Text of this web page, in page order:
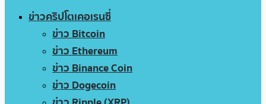
ข่าวคริปโตเคอเรนซี่
ข่าว Bitcoin
ข่าว Ethereum
ข่าว Binance Coin
ข่าว Dogecoin